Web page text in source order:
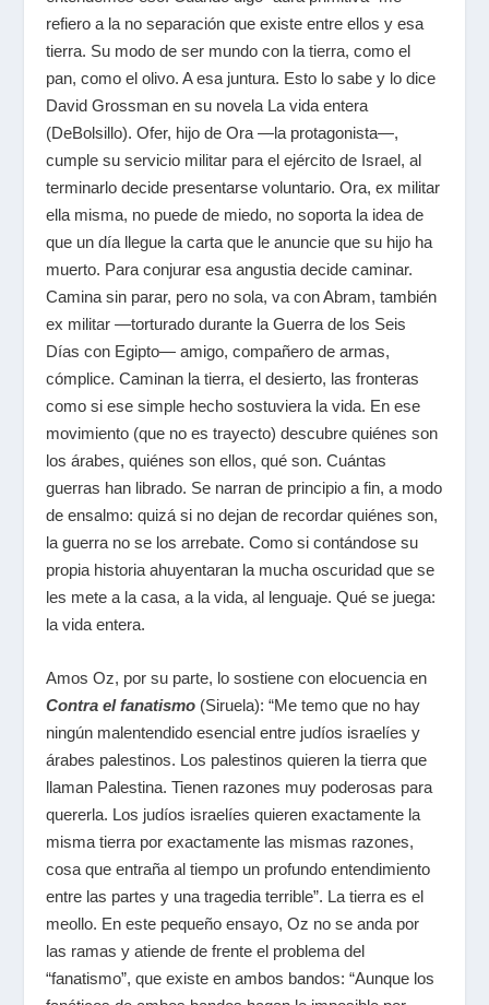
refiero a la no separación que existe entre ellos y esa
tierra. Su modo de ser mundo con la tierra, como el
pan, como el olivo. A esa juntura. Esto lo sabe y lo dice
David Grossman en su novela La vida entera
(DeBolsillo). Ofer, hijo de Ora —la protagonista—,
cumple su servicio militar para el ejército de Israel, al
terminarlo decide presentarse voluntario. Ora, ex militar
ella misma, no puede de miedo, no soporta la idea de
que un día llegue la carta que le anuncie que su hijo ha
muerto. Para conjurar esa angustia decide caminar.
Camina sin parar, pero no sola, va con Abram, también
ex militar —torturado durante la Guerra de los Seis
Días con Egipto— amigo, compañero de armas,
cómplice. Caminan la tierra, el desierto, las fronteras
como si ese simple hecho sostuviera la vida. En ese
movimiento (que no es trayecto) descubre quiénes son
los árabes, quiénes son ellos, qué son. Cuántas
guerras han librado. Se narran de principio a fin, a modo
de ensalmo: quizá si no dejan de recordar quiénes son,
la guerra no se los arrebate. Como si contándose su
propia historia ahuyentaran la mucha oscuridad que se
les mete a la casa, a la vida, al lenguaje. Qué se juega:
la vida entera.
Amos Oz, por su parte, lo sostiene con elocuencia en
Contra el fanatismo (Siruela): “Me temo que no hay
ningún malentendido esencial entre judíos israelíes y
árabes palestinos. Los palestinos quieren la tierra que
llaman Palestina. Tienen razones muy poderosas para
quererla. Los judíos israelíes quieren exactamente la
misma tierra por exactamente las mismas razones,
cosa que entraña al tiempo un profundo entendimiento
entre las partes y una tragedia terrible”. La tierra es el
meollo. En este pequeño ensayo, Oz no se anda por
las ramas y atiende de frente el problema del
“fanatismo”, que existe en ambos bandos: “Aunque los